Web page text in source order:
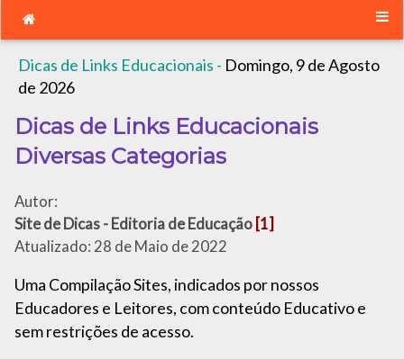
Dicas de Links Educacionais - Domingo, 9 de Agosto
de 2026
Dicas de Links Educacionais
Diversas Categorias
Autor:
Site de Dicas - Editoria de Educação [1]
Atualizado: 28 de Maio de 2022
Uma Compilação Sites, indicados por nossos
Educadores e Leitores, com conteúdo Educativo e
sem restrições de acesso.